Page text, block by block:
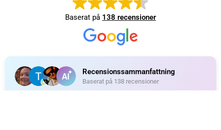
Baserat på 138 recensioner
Recensionssammanfattning
Baserat på 138 recensioner